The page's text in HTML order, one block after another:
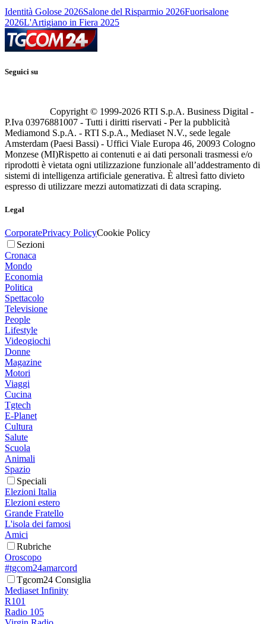
Identità Golose 2026Salone del Risparmio 2026Fuorisalone
2026L'Artigiano in Fiera 2025
Seguici su
Copyright © 1999-2026 RTI S.p.A. Business Digital -
P.Iva 03976881007 - Tutti i diritti riservati - Per la pubblicità
Mediamond S.p.A. - RTI S.p.A., Mediaset N.V., sede legale
Amsterdam (Paesi Bassi) - Uffici Viale Europa 46, 20093 Cologno
Monzese (MI)Rispetto ai contenuti e ai dati personali trasmessi e/o
riprodotti è vietata ogni utilizzazione funzionale all’addestramento di
sistemi di intelligenza artificiale generativa. È altresì fatto divieto
espresso di utilizzare mezzi automatizzati di data scraping.
Legal
CorporatePrivacy PolicyCookie Policy
Sezioni
Cronaca
Mondo
Economia
Politica
Spettacolo
Televisione
People
Lifestyle
Videogiochi
Donne
Magazine
Motori
Viaggi
Cucina
Tgtech
E-Planet
Cultura
Salute
Scuola
Animali
Spazio
Speciali
Elezioni Italia
Elezioni estero
Grande Fratello
L'isola dei famosi
Amici
Rubriche
Oroscopo
#tgcom24amarcord
Tgcom24 Consiglia
Mediaset Infinity
R101
Radio 105